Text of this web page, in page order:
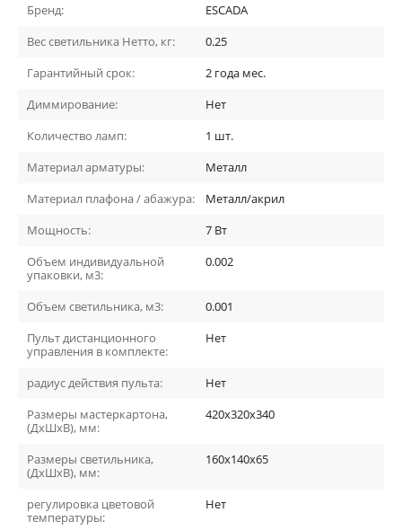
Бренд:
ESCADA
Вес светильника Нетто, кг:
0.25
Гарантийный срок:
2 года мес.
Диммирование:
Нет
Количество ламп:
1 шт.
Материал арматуры:
Металл
Материал плафона / абажура:
Металл/акрил
Мощность:
7 Вт
Объем индивидуальной
упаковки, м3:
0.002
Объем светильника, м3:
0.001
Пульт дистанционного
управления в комплекте:
Нет
радиус действия пульта:
Нет
Размеры мастеркартона,
(ДхШхВ), мм:
420х320х340
Размеры светильника,
(ДхШхВ), мм:
160х140х65
регулировка цветовой
температуры:
Нет